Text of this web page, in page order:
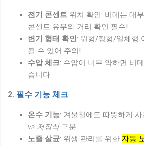
전기 콘센트 위치 확인: 비데는 대
콘센트 유무와 거리 확인 필수!
변기 형태 확인: 원형/장형/일체형
될 수 있어 주의!
수압 체크: 수압이 너무 약하면 비
습니다.
2. 필수 기능 체크
온수 기능: 겨울철에도 따뜻하게
vs 저장식구분
노즐 살균: 위생 관리를 위한 자동